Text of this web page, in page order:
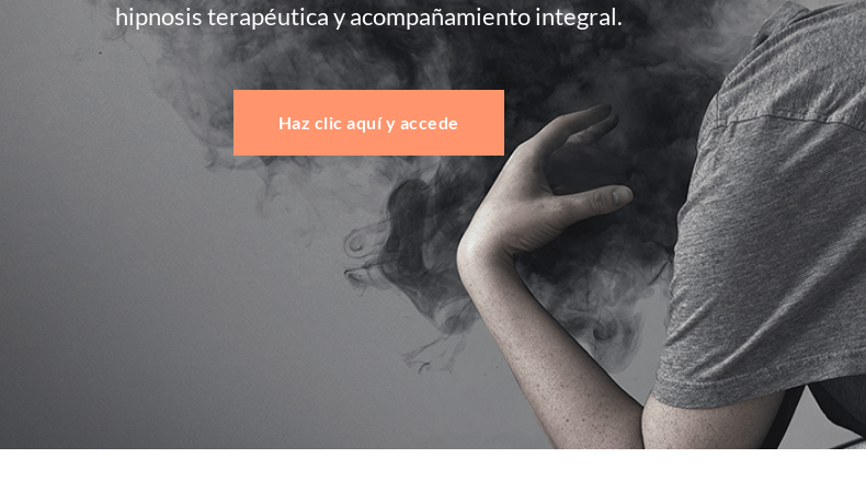
hipnosis terapéutica y acompañamiento integral.
Haz clic aquí y accede